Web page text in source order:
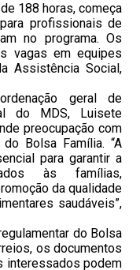
188 horas, começa
profissionais de
no programa. Os
vagas em equipes
Assistência Social,
geral de
do MDS, Luisete
preocupação com
Bolsa Família. “A
para garantir a
às famílias,
da qualidade
saudáveis”,
do Bolsa
os documentos
interessados podem